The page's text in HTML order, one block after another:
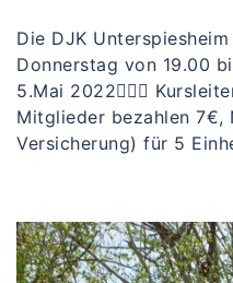
Die DJK
Donnerstag von 19.00
5.Mai 2022🙋🏻‍♀️
Mitglieder bezahlen
Versicherung) für 5